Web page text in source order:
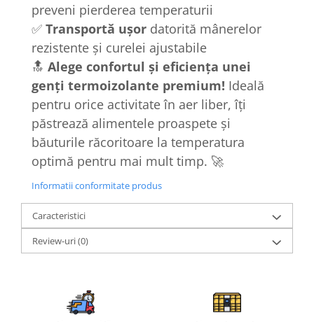
preveni pierderea temperaturii
✅ Transportă ușor datorită mânerelor
rezistente și curelei ajustabile
🔝 Alege confortul și eficiența unei
genți termoizolante premium! Ideală
pentru orice activitate în aer liber, îți
păstrează alimentele proaspete și
băuturile răcoritoare la temperatura
optimă pentru mai mult timp. 🚀
Informatii conformitate produs
Caracteristici
Review-uri(0)